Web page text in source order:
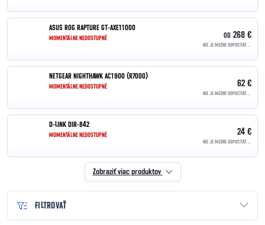
ASUS ROG RAPTURE GT-AXE11000
MOMENTÁLNE NEDOSTUPNÉ OD 268 €
NETGEAR NIGHTHAWK AC1900 (R7000)
MOMENTÁLNE NEDOSTUPNÉ 62 €
D-LINK DIR-842
MOMENTÁLNE NEDOSTUPNÉ 24 €
Zobraziť viac produktov
FILTROVAŤ